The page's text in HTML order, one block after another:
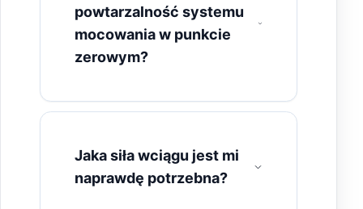
powtarzalność systemu
mocowania w punkcie
zerowym?
Jaka siła wciągu jest mi
naprawdę potrzebna?